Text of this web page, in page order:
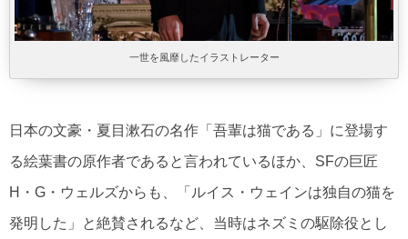
一世を風靡したイラストレーター
日本の文豪・夏目漱石の名作「吾輩は猫である」に登場す
る絵葉書の原作者であると言われているほか、SFの巨匠
H・G・ウェルズからも、「ルイス・ウェインは独自の猫を
発明した」と絶賛されるなど、当時はネズミの駆除役とし